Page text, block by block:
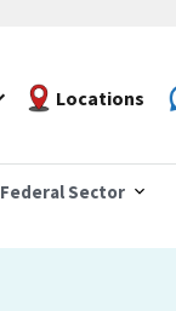
Locations
Federal Sector